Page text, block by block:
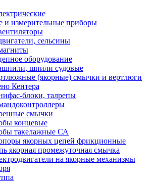
измерительные приборы
сельсины
оборудование
шпили судовые
(якорные) смычки и вертлюги
Кентера
блоки, талрепы
смычки
концевые
такелажные СА
якорных цепей фрикционные
якорная промежуточная смычка
на якорные механизмы